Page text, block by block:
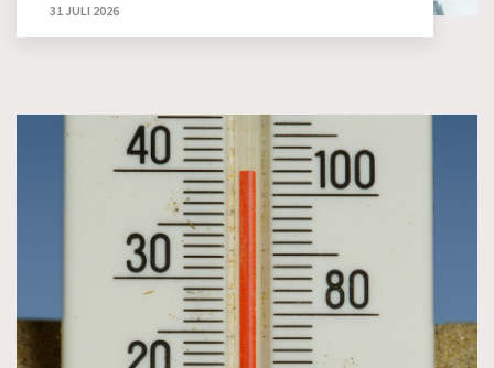
31 JULI 2026